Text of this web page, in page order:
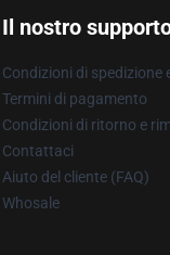
Il nostro
Condizioni di spedizione
Termini di pagamento
Condizioni di ritorno e
Contattaci
Aiuto del cliente (FAQ)
Whosale